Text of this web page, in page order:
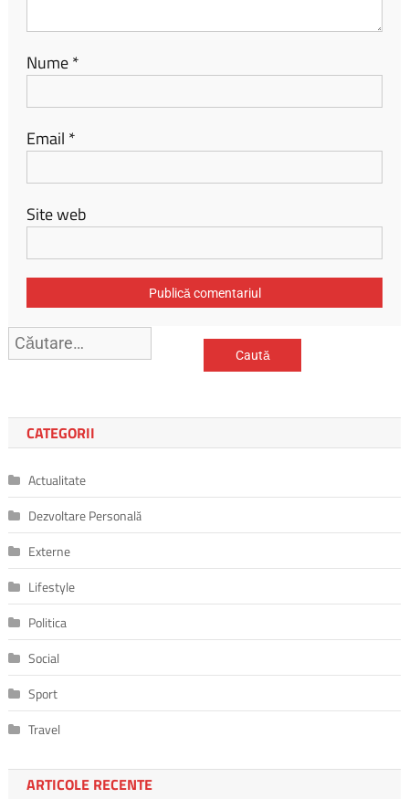
Nume*
Email *
Site web
Caută
după:
CATEGORII
Actualitate
Dezvoltare Personală
Externe
Lifestyle
Politica
Social
Sport
Travel
ARTICOLE RECENTE